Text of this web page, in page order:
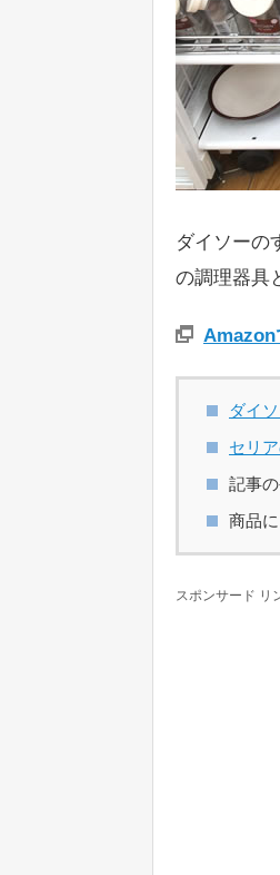
ダイソーの
の調理器具
Amazon
ダイ
セリ
記事
商品
スポンサード リ